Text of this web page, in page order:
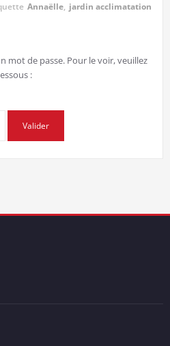
Annaëlle, jardin acclimatation
mot de passe. Pour le voir, veuillez
: